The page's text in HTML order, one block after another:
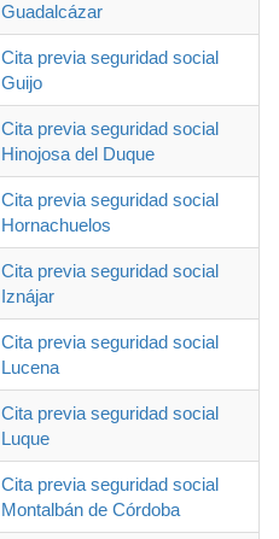
Guadalcázar
Cita previa seguridad social
Guijo
Cita previa seguridad social
Hinojosa del Duque
Cita previa seguridad social
Hornachuelos
Cita previa seguridad social
Iznájar
Cita previa seguridad social
Lucena
Cita previa seguridad social
Luque
Cita previa seguridad social
Montalbán de Córdoba